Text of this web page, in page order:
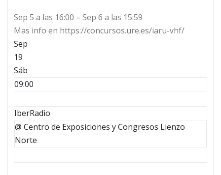
Sep 5 a las 16:00 – Sep 6 a las 15:59
Mas info en https://concursos.ure.es/iaru-vhf/
Sep
19
Sáb
09:00
IberRadio
@ Centro de Exposiciones y Congresos Lienzo
Norte